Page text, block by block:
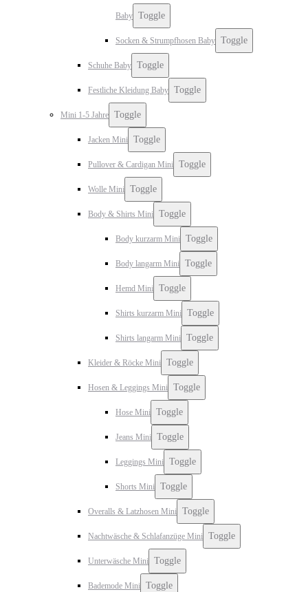
Baby Toggle
Socken & Strumpfhosen Baby Toggle
Schuhe Baby Toggle
Festliche Kleidung Baby Toggle
Mini 1-5 Jahre Toggle
Jacken Mini Toggle
Pullover & Cardigan Mini Toggle
Wolle Mini Toggle
Body & Shirts Mini Toggle
Body kurzarm Mini Toggle
Body langarm Mini Toggle
Hemd Mini Toggle
Shirts kurzarm Mini Toggle
Shirts langarm Mini Toggle
Kleider & Röcke Mini Toggle
Hosen & Leggings Mini Toggle
Hose Mini Toggle
Jeans Mini Toggle
Leggings Mini Toggle
Shorts Mini Toggle
Overalls & Latzhosen Mini Toggle
Nachtwäsche & Schlafanzüge Mini Toggle
Unterwäsche Mini Toggle
Bademode Mini Toggle